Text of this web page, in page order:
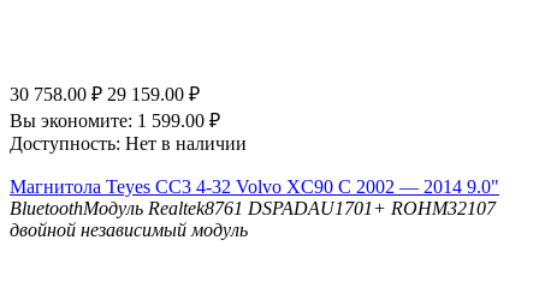
30 758.00 ₽ 29 159.00 ₽
Вы экономите: 1 599.00 ₽
Доступность: Нет в наличии
Магнитола Teyes CC3 4-32 Volvo XC90 C 2002 — 2014 9.0"
BluetoothМодуль Realtek8761 DSPADAU1701+ ROHM32107
двойной независимый модуль